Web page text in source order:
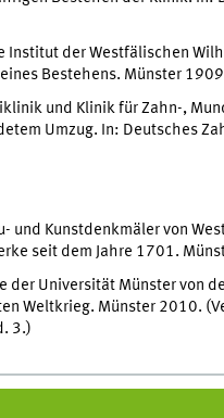
Institut der Westfälischen
Bestehens. Münster
und Klinik für Zahn-,
Umzug. In: Deutsches
und Kunstdenkmäler von
seit dem Jahre 1701.
der Universität Münster von
Weltkrieg. Münster 2010.
3.)